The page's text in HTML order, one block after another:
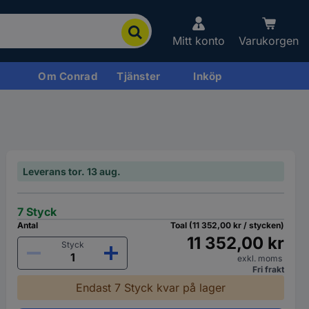
Mitt konto Varukorgen
Om Conrad Tjänster Inköp
Leverans tor. 13 aug.
7 Styck
Antal
Styck
Toal (11 352,00 kr / stycken)
11 352,00 kr
exkl. moms
Fri frakt
Endast 7 Styck kvar på lager